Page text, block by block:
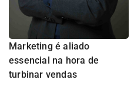
Marketing é aliado
essencial na hora de
turbinar vendas